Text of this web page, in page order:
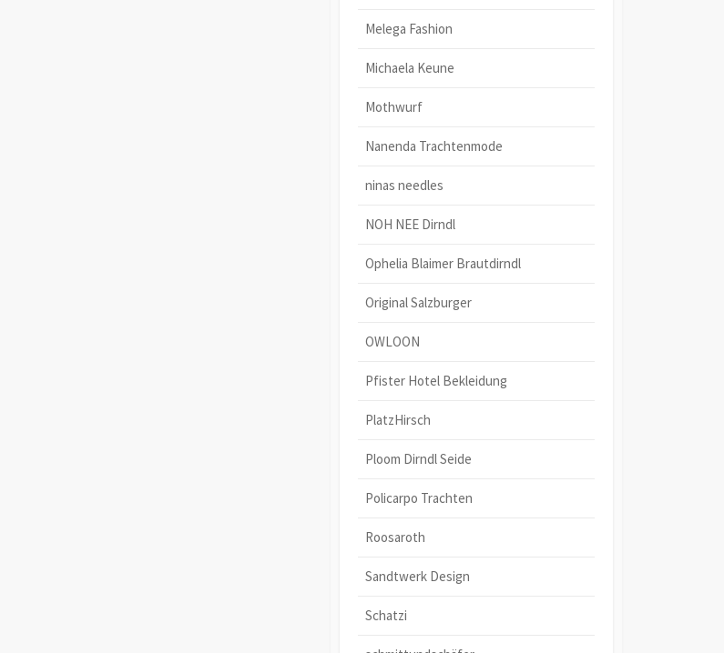
Melega Fashion
Michaela Keune
Mothwurf
Nanenda Trachtenmode
ninas needles
NOH NEE Dirndl
Ophelia Blaimer Brautdirndl
Original Salzburger
OWLOON
Pfister Hotel Bekleidung
PlatzHirsch
Ploom Dirndl Seide
Policarpo Trachten
Roosaroth
Sandtwerk Design
Schatzi